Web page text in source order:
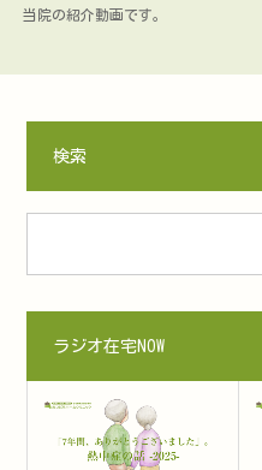
当院の紹介動画です。
検索
ラジオ在宅NOW